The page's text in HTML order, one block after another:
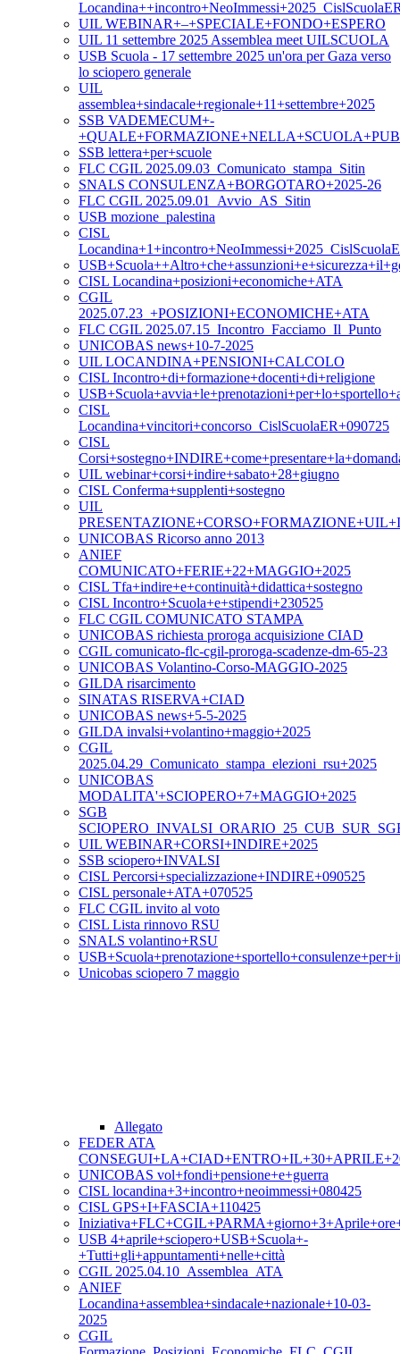
UIL WEBINAR+–+SPECIALE+FONDO+ESPERO
UIL 11 settembre 2025 Assemblea meet UILSCUOLA
USB Scuola - 17 settembre 2025 un'ora per Gaza verso
lo sciopero generale
UIL
assemblea+sindacale+regionale+11+settembre+2025
SSB VADEMECUM+-
SSB lettera+per+scuole
FLC CGIL 2025.09.03_Comunicato_stampa_Sitin
SNALS CONSULENZA+BORGOTARO+2025-26
FLC CGIL 2025.09.01_Avvio_AS_Sitin
USB mozione_palestina
CISL
CISL Locandina+posizioni+economiche+ATA
CGIL
2025.07.23_+POSIZIONI+ECONOMICHE+ATA
FLC CGIL 2025.07.15_Incontro_Facciamo_Il_Punto
UNICOBAS news+10-7-2025
UIL LOCANDINA+PENSIONI+CALCOLO
CISL Incontro+di+formazione+docenti+di+religione
CISL
Locandina+vincitori+concorso_CislScuolaER+090725
CISL
UIL webinar+corsi+indire+sabato+28+giugno
CISL Conferma+supplenti+sostegno
UIL
UNICOBAS Ricorso anno 2013
ANIEF
COMUNICATO+FERIE+22+MAGGIO+2025
CISL Tfa+indire+e+continuità+didattica+sostegno
CISL Incontro+Scuola+e+stipendi+230525
FLC CGIL COMUNICATO STAMPA
UNICOBAS richiesta proroga acquisizione CIAD
CGIL comunicato-flc-cgil-proroga-scadenze-dm-65-23
UNICOBAS Volantino-Corso-MAGGIO-2025
GILDA risarcimento
SINATAS RISERVA+CIAD
UNICOBAS news+5-5-2025
GILDA invalsi+volantino+maggio+2025
CGIL
2025.04.29_Comunicato_stampa_elezioni_rsu+2025
UNICOBAS
MODALITA'+SCIOPERO+7+MAGGIO+2025
SGB
UIL WEBINAR+CORSI+INDIRE+2025
SSB sciopero+INVALSI
CISL Percorsi+specializzazione+INDIRE+090525
CISL personale+ATA+070525
FLC CGIL invito al voto
CISL Lista rinnovo RSU
SNALS volantino+RSU
Unicobas sciopero 7 maggio
Allegato
FEDER ATA
UNICOBAS vol+fondi+pensione+e+guerra
CISL locandina+3+incontro+neoimmessi+080425
CISL GPS+I+FASCIA+110425
USB 4+aprile+sciopero+USB+Scuola+-
+Tutti+gli+appuntamenti+nelle+città
CGIL 2025.04.10_Assemblea_ATA
ANIEF
Locandina+assemblea+sindacale+nazionale+10-03-
2025
CGIL